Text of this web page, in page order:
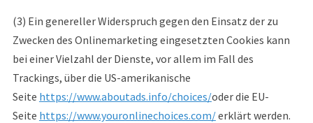
(3) Ein genereller Widerspruch gegen den Einsatz der zu
Zwecken des Onlinemarketing eingesetzten Cookies kann
bei einer Vielzahl der Dienste, vor allem im Fall des
Trackings, über die US-amerikanische
Seite https://www.aboutads.info/choices/oder die EU-
Seite https://www.youronlinechoices.com/erklärt werden.